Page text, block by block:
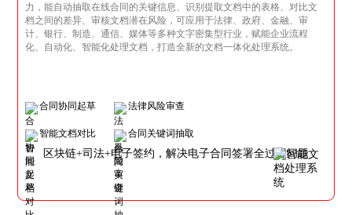
力，能自动抽取在线合同的关键信息、识别提取文档中的表格、对比文
档之间的差异、审核文档潜在风险，可应用于法律、政府、金融、审
计、银行、制造、通信、媒体等多种文字密集型行业，赋能企业流程
化、自动化、智能化处理文档，打造全新的文档一体化处理系统。
合同协同起草 法律风险审查
智能文档对比 合同关键词抽取
区块链+司法+电子签约，解决电子合同签署全过程问题